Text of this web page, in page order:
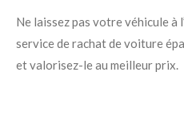
Ne laissez pas votre véhicule à
service de rachat de voiture
et valorisez-le au meilleur prix.